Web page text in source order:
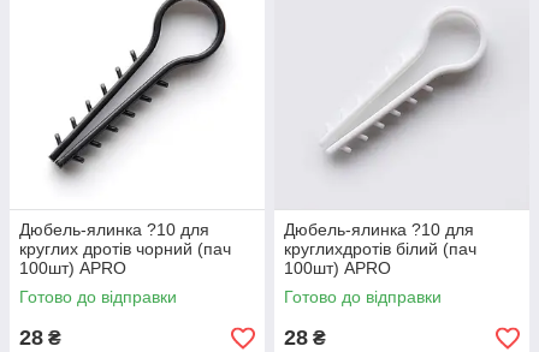
Дюбель-ялинка ?10 для
круглих дротів чорний (пач
100шт) APRO
Готово до відправки
28 ₴
Дюбель-ялинка ?10 для
круглихдротів білий (пач
100шт) APRO
Готово до відправки
28 ₴